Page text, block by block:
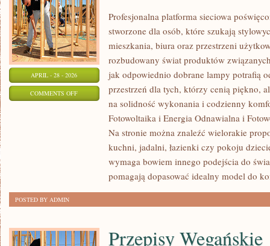
APRIL - 28 - 2026
COMMENTS OFFON
CIEKAWOSTKI
Profesjonalna platforma sieciowa
stworzone dla osób, które szukają
mieszkania, biura oraz przestrzeni
rozbudowany świat produktów
jak odpowiednio dobrane lampy potrafią
przestrzeń dla tych, którzy cenią piękno,
na solidność wykonania i codzienny
Fotowoltaika i Energia Odnawialna i
Na stronie można znaleźć wielorakie
kuchni, jadalni, łazienki czy pokoju
wymaga bowiem innego podejścia do
pomagają dopasować idealny model do
POSTED BY ADMIN
Przepisy Wegańskie